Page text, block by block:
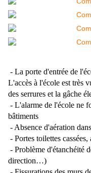
- La porte d'entrée de
L'accès à l'école est très
des serrures et la gâche
- L'alarme de l'école ne
bâtiments
- Absence d'aération
- Portes toilettes
- Problème d'étanchéité
direction…)